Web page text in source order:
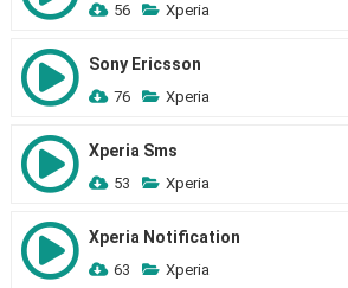
56 Xperia
Sony Ericsson
76 Xperia
Xperia Sms
53 Xperia
Xperia Notification
63 Xperia